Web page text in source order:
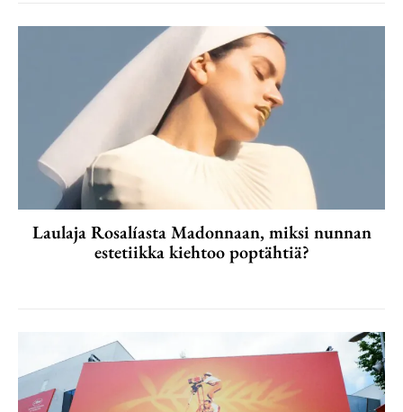
Laulaja Rosalíasta Madonnaan, miksi nunnan
estetiikka kiehtoo poptähtiä?